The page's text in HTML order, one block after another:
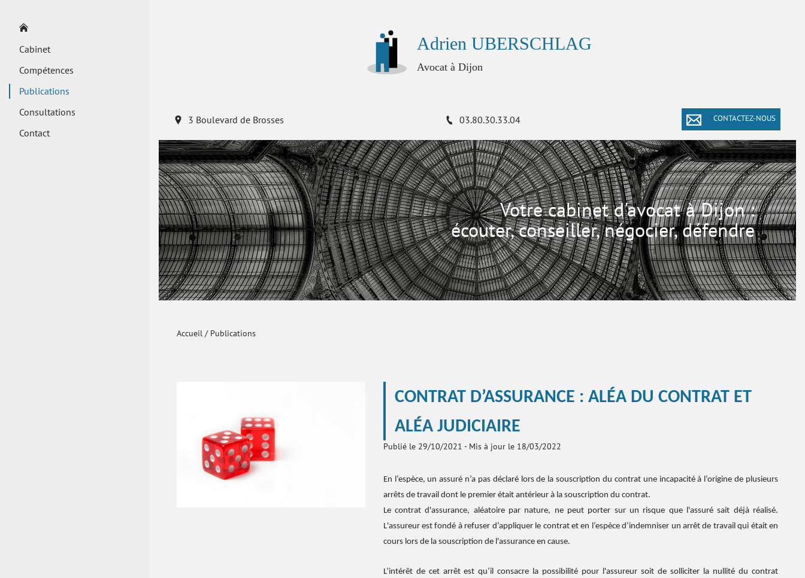
Cabinet
Compétences
Publications
Consultations
Contact
Adrien UBERSCHLAG
Avocat à Dijon
3 Boulevard de Brosses 03.80.30.33.04 CONTACTEZ-NOUS
Votre cabinet d'avocat à Dijon :
écouter, conseiller, négocier, défendre
Accueil / Publications
CONTRAT D’ASSURANCE : ALÉA DU CONTRAT ET
ALÉA JUDICIAIRE
Publié le 29/10/2021 - Mis à jour le 18/03/2022
En l’espèce, un assuré n’a pas déclaré lors de la souscription du contrat une incapacité à l’origine de plusieurs
arrêts de travail dont le premier était antérieur à la souscription du contrat.
Le contrat d'assurance, aléatoire par nature, ne peut porter sur un risque que l'assuré sait déjà réalisé.
L'assureur est fondé à refuser d’appliquer le contrat et en l’espèce d’indemniser un arrêt de travail qui était en
cours lors de la souscription de l'assurance en cause.
L’intérêt de cet arrêt est qu’il consacre la possibilité pour l'assureur soit de solliciter la nullité du contrat